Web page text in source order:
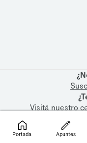
Visitá nuestro
Portada Apuntes